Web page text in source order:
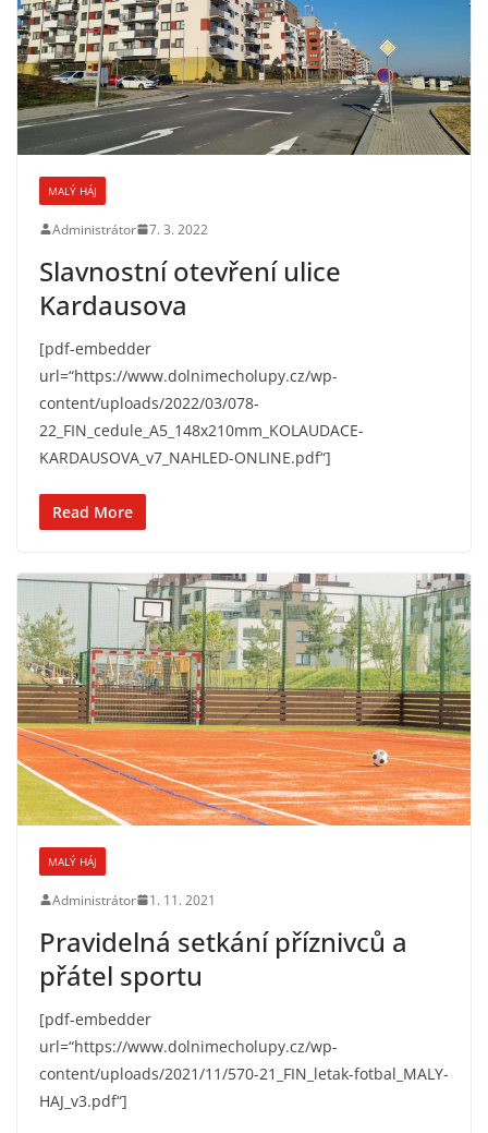
MALÝ HÁJ
Administrátor 7. 3. 2022
Slavnostní otevření ulice
Kardausova
[pdf-embedder
url=“https://www.dolnimecholupy.cz/wp-
content/uploads/2022/03/078-
22_FIN_cedule_A5_148x210mm_KOLAUDACE-
KARDAUSOVA_v7_NAHLED-ONLINE.pdf“]
Read More
MALÝ HÁJ
Administrátor 1. 11. 2021
Pravidelná setkání příznivců a
přátel sportu
[pdf-embedder
url=“https://www.dolnimecholupy.cz/wp-
content/uploads/2021/11/570-21_FIN_letak-fotbal_MALY-
HAJ_v3.pdf“]